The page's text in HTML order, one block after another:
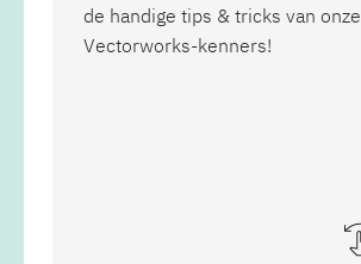
de handige tips & tricks van onze
Vectorworks-kenners!